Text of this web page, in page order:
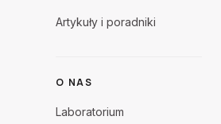
Artykuły i poradniki
O NAS
Laboratorium